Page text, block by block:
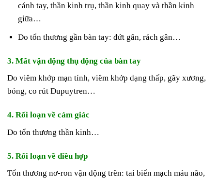
cánh tay, thần kinh trụ, thần kinh quay và thần kinh
giữa…
Do tổn thương gần bàn tay: đứt gân, rách gân…
3. Mất vận động thụ động của bàn tay
Do viêm khớp mạn tính, viêm khớp dạng thấp, gãy xương,
bỏng, co rút Dupuytren…
4. Rối loạn về cảm giác
Do tổn thương thần kinh…
5. Rối loạn về điều hợp
Tổn thương nơ-ron vận động trên: tai biến mạch máu não,